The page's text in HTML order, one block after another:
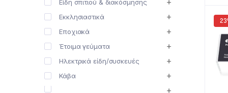
Είδη σπιτιού & διακόσμησης
Εκκλησιαστικά
Εποχιακά
Έτοιμα γεύματα
Ηλεκτρικά είδη/συσκευές
Κάβα